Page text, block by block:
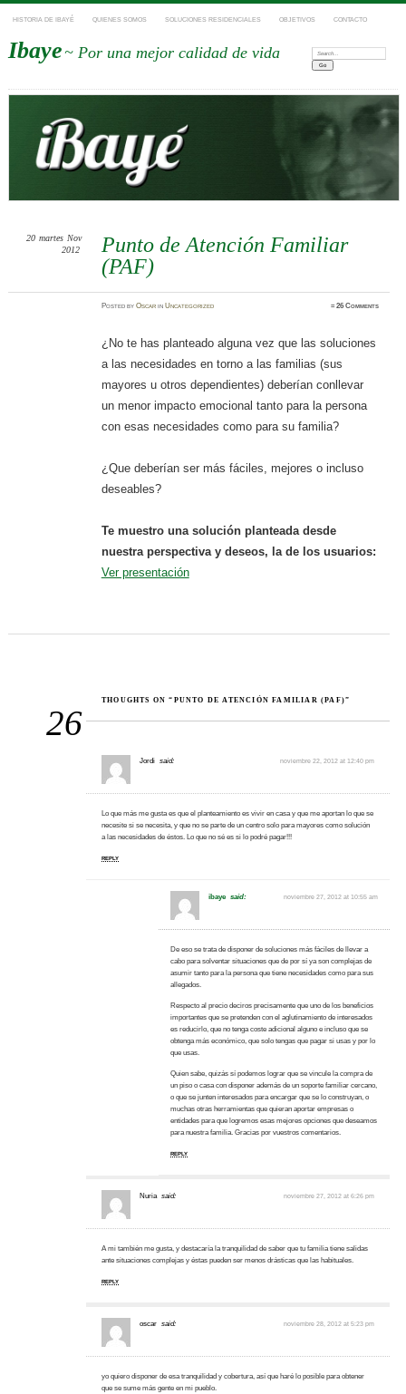
HISTORIA DE IBAYÉ QUIENES SOMOS SOLUCIONES RESIDENCIALES OBJETIVOS CONTACTO
Ibaye~ Por una mejor calidad de vida Search:
Punto de Atención Familiar
(PAF)
20 martes Nov
2012
PostedbyOscar inUncategorized ≈26 Comments
¿No te has planteado alguna vez que las soluciones
a las necesidades en torno a las familias (sus
mayores u otros dependientes) deberían conllevar
un menor impacto emocional tanto para la persona
con esas necesidades como para su familia?
¿Que deberían ser más fáciles, mejores o incluso
deseables?
Te muestro una solución planteada desde
nuestra perspectiva y deseos, la de los usuarios:
Ver presentación
26
THOUGHTS ON “PUNTO DE ATENCIÓN FAMILIAR (PAF)”
Jordi said: noviembre 22, 2012 at 12:40 pm
Lo que más me gusta es que el planteamiento es vivir en casa y que me aportan lo que se
necesite si se necesita, y que no se parte de un centro solo para mayores como solución
a las necesidades de éstos. Lo que no sé es si lo podré pagar!!!
REPLY
ibaye said: noviembre 27, 2012 at 10:55 am
De eso se trata de disponer de soluciones más fáciles de llevar a
cabo para solventar situaciones que de por sí ya son complejas de
asumir tanto para la persona que tiene necesidades como para sus
allegados.
Respecto al precio deciros precisamente que uno de los beneficios
importantes que se pretenden con el aglutinamiento de interesados
es reducirlo, que no tenga coste adicional alguno e incluso que se
obtenga más económico, que solo tengas que pagar si usas y por lo
que usas.
Quien sabe, quizás sí podemos lograr que se vincule la compra de
un piso o casa con disponer además de un soporte familiar cercano,
o que se junten interesados para encargar que se lo construyan, o
muchas otras herramientas que quieran aportar empresas o
entidades para que logremos esas mejores opciones que deseamos
para nuestra familia. Gracias por vuestros comentarios.
REPLY
Nuria said: noviembre 27, 2012 at 6:26 pm
A mi también me gusta, y destacaría la tranquilidad de saber que tu familia tiene salidas
ante situaciones complejas y éstas pueden ser menos drásticas que las habituales.
REPLY
oscar said: noviembre 28, 2012 at 5:23 pm
yo quiero disponer de esa tranquilidad y cobertura, así que haré lo posible para obtener
que se sume más gente en mi pueblo.